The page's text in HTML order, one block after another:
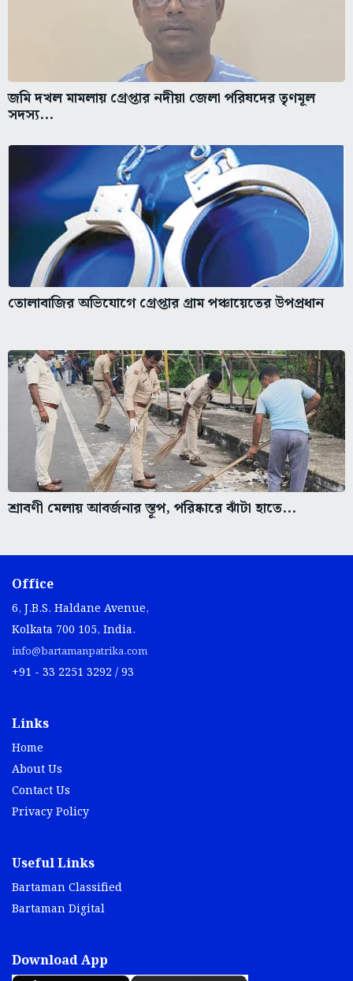
জমি দখল মামলায় গ্রেপ্তার নদীয়া জেলা পরিষদের তৃণমূল
সদস্য...
তোলাবাজির অভিযোগে গ্রেপ্তার গ্রাম পঞ্চায়েতের উপপ্রধান
শ্রাবণী মেলায় আবর্জনার স্তূপ, পরিষ্কারে ঝাঁটা হাতে...
Office
6, J.B.S. Haldane Avenue,
Kolkata 700 105, India.
info@bartamanpatrika.com
+91 - 33 2251 3292 / 93
Links
Home
About Us
Contact Us
Privacy Policy
Useful Links
Bartaman Classified
Bartaman Digital
Download App